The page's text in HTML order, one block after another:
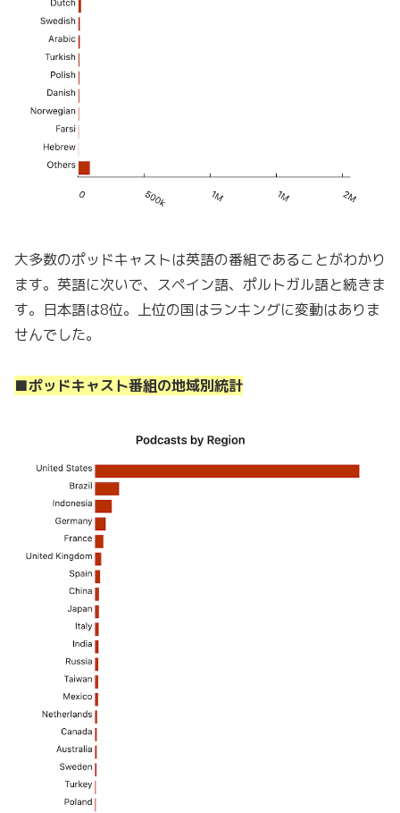
大多数のポッドキャストは英語の番組であることがわかり
ます。英語に次いで、スペイン語、ポルトガル語と続きま
す。日本語は8位。上位の国はランキングに変動はありま
せんでした。
■ポッドキャスト番組の地域別統計